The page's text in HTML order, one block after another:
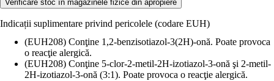
Verificare stoc în magazinele fizice din apropiere
Indicații suplimentare privind pericolele (codare EUH)
(EUH208) Conţine 1,2-benzisotiazol-3(2H)-onă. Poate provoca
o reacţie alergică.
(EUH208) Conţine 5-clor-2-metil-2H-izotiazol-3-onă şi 2-metil-
2H-izotiazol-3-onă (3:1). Poate provoca o reacţie alergică.